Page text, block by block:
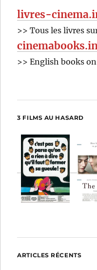
livres-
>> Tous les livres
>> English books
3 FILMS AU HASARD
ARTICLES RÉCENTS